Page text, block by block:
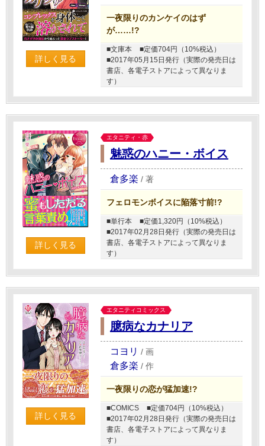
詳しく見る
一夜限りのカンケイのはず
が……!?
■文庫本
■定価704円（10%税込）
■2017年05月15日発行（実際の発売日は
書店、各電子ストアによって異なりま
す）
詳しく見る
エタニティ・赤
魅惑のハニー・ボイス
倉多楽 / 著
フェロモンボイスに陥落寸前!?
■単行本
■定価1,320円（10%税込）
■2017年02月28日発行（実際の発売日は
書店、各電子ストアによって異なりま
す）
詳しく見る
エタニティコミックス
臆病なカナリア
コヨリ / 画
倉多楽 / 作
一夜限りの恋が猛加速!?
■COMICS
■定価704円（10%税込）
■2017年02月28日発行（実際の発売日は
書店、各電子ストアによって異なりま
す）